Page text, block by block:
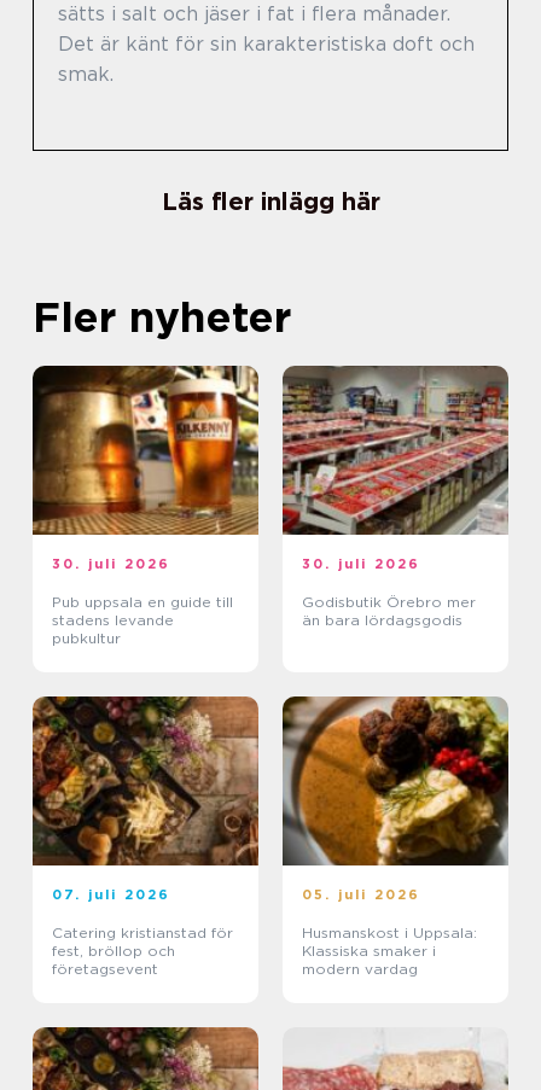
sätts i salt och jäser i fat i flera månader.
Det är känt för sin karakteristiska doft och
smak.
Läs fler inlägg här
Fler nyheter
30. juli 2026
Pub uppsala en guide till
stadens levande
pubkultur
30. juli 2026
Godisbutik Örebro mer
än bara lördagsgodis
07. juli 2026
Catering kristianstad för
fest, bröllop och
företagsevent
05. juli 2026
Husmanskost i Uppsala:
Klassiska smaker i
modern vardag